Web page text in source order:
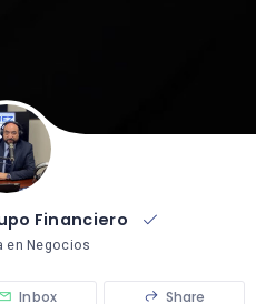
Financiero
en Negocios
Inbox Share